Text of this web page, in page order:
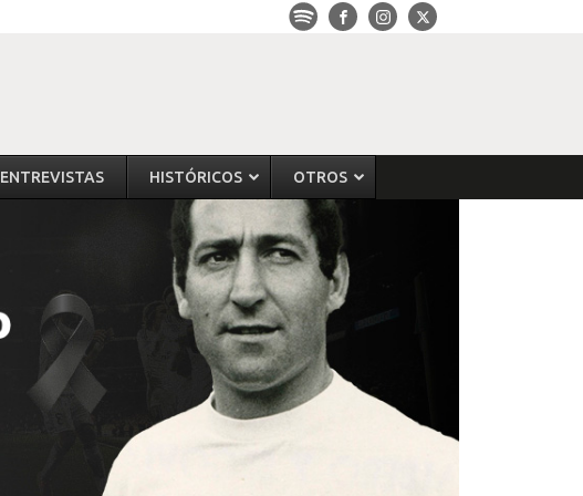
ENTREVISTAS HISTÓRICOS OTROS